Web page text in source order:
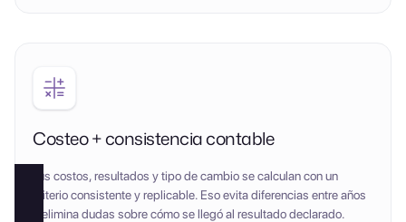
Costeo + consistencia contable
Tus costos, resultados y tipo de cambio se calculan con un
criterio consistente y replicable. Eso evita diferencias entre años
y elimina dudas sobre cómo se llegó al resultado declarado.